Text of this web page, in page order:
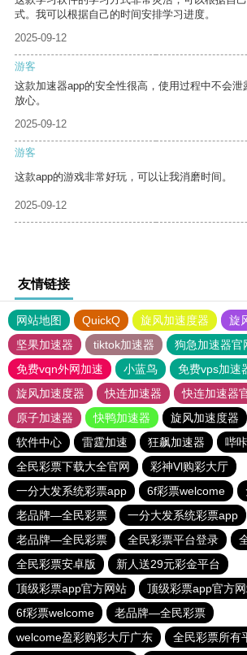
式。我可以根据自己的时间安排学习进度。
2025-09-12
游客
这款加速器app的安全性很高，使用过程中不会泄
放心。
2025-09-12
游客
这款app的游戏非常好玩，可以让我消磨时间。
2025-09-12
友情链接
网站地图 QuickQ 旋风加速度器
旋
坚果加速器
tiktok加速器
狗急加速器官
免费vqn外网加速
小蓝鸟
免费vps加速
旋风加速度器
快连加速器
快连加速器
原子加速器
快鸭加速器 旋风加速度器
软件中心
雷霆加速 狂飙加速器 哔
全民彩票下载大全官网
彩神Vl购彩大厅
一分大发系统彩票app
6f彩票welcome
老品牌—全民彩票
一分大发系统彩票app
老品牌—全民彩票
全民彩票平台登录
全民彩票安卓版
新人送29元彩金平台
顶级彩票app官方网站
顶级彩票app官方
6f彩票welcome
老品牌—全民彩票
welcome盈彩购彩大厅广东
全民彩票所有